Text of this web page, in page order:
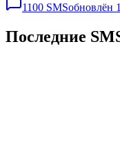
1100 SMSобновлён
Последние